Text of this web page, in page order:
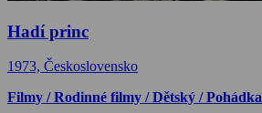
Hadí princ
1973, Československo
Filmy / Rodinné filmy / Dětský / Pohádka